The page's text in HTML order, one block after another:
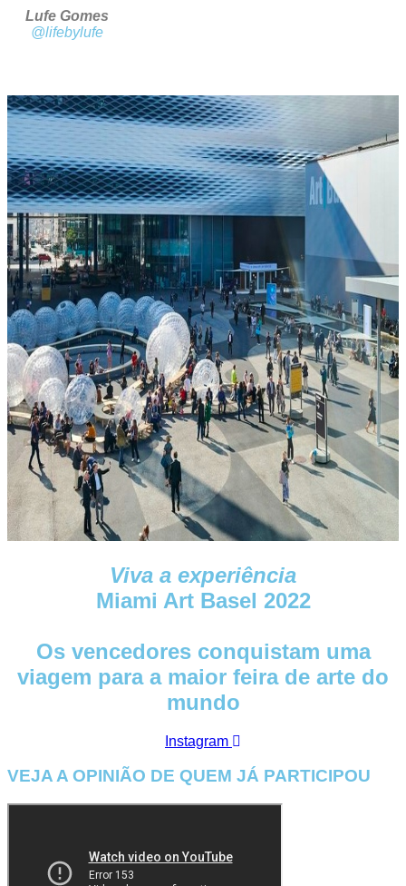
Lufe Gomes
@lifebylufe
Viva a experiência
Miami Art Basel 2022
Os vencedores conquistam uma
viagem para a maior feira de arte do
mundo
Instagram
VEJA A OPINIÃO DE QUEM JÁ PARTICIPOU